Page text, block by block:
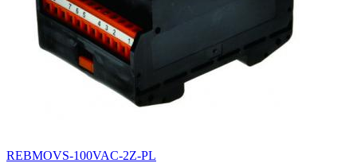
REBMOVS-100VAC-2Z-PL